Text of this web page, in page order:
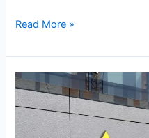
Read More »
PT
ASIA
KONSULTAN
PRIMA